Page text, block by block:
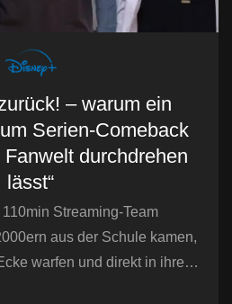
zurück! – warum ein
Serien-Comeback
durchdrehen
lässt“
Streaming-Team
aus der Schule kamen,
warfen und direkt in ihre…